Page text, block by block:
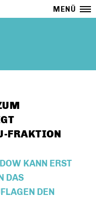
MENÜ
FRAKTION
KANN ERST
DAS
DEN